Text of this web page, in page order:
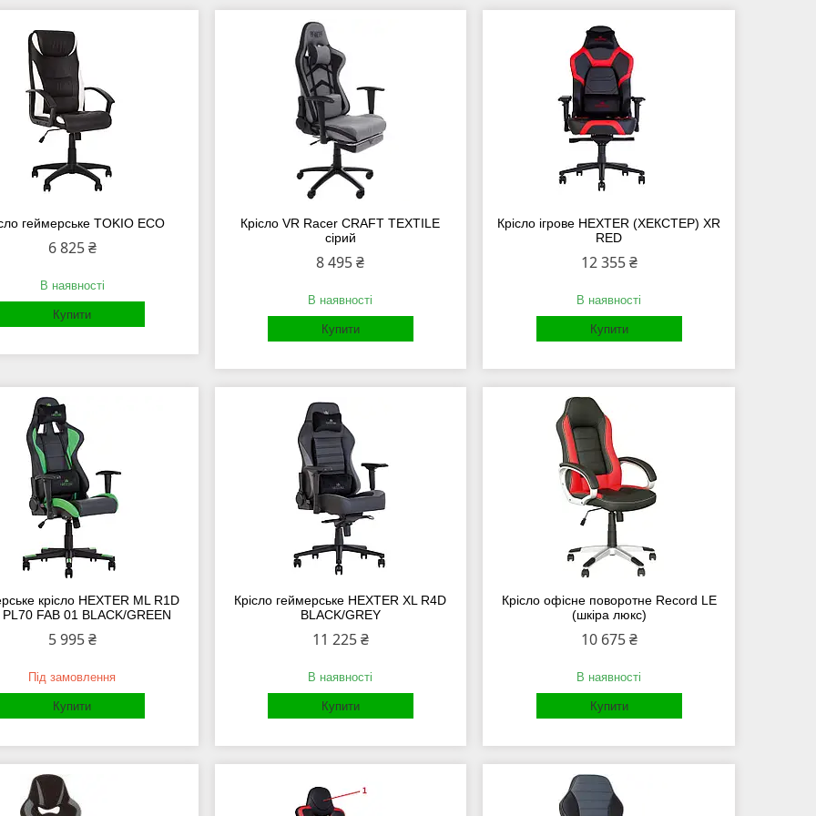
геймерське TOKIO ECO
6 825 ₴
В наявності
Купити
Крісло VR Racer CRAFT TEXTILE
сірий
8 495 ₴
В наявності
Купити
Крісло ігрове HEXTER (ХЕКСТЕР) XR
RED
12 355 ₴
В наявності
Купити
крісло HEXTER ML R1D
FAB 01 BLACK/GREEN
5 995 ₴
Під замовлення
Купити
Крісло геймерське HEXTER XL R4D
BLACK/GREY
11 225 ₴
В наявності
Купити
Крісло офісне поворотне Record LE
(шкіра люкс)
10 675 ₴
В наявності
Купити